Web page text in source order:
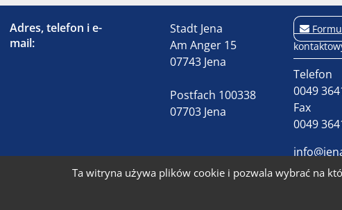
Adres, telefon i e-
mail:
Stadt Jena
Am Anger 15
07743 Jena
Postfach 100338
07703 Jena
Telefon
0049
Fax
0049
Ta witryna używa plików cookie i pozwala wybrać na